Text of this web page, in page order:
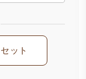
ット